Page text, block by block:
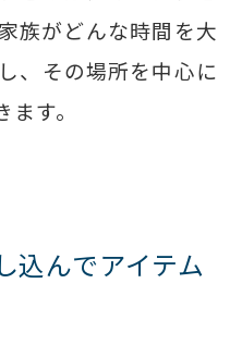
族がどんな時間を大
、その場所を中心に
す。
込んでアイテム